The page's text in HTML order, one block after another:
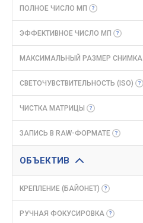
ПОЛНОЕ ЧИСЛО МП
ЭФФЕКТИВНОЕ ЧИСЛО МП
МАКСИМАЛЬНЫЙ РАЗМЕР СНИМКА
СВЕТОЧУВСТВИТЕЛЬНОСТЬ (ISO)
ЧИСТКА МАТРИЦЫ
ЗАПИСЬ В RAW-ФОРМАТЕ
ОБЪЕКТИВ
КРЕПЛЕНИЕ (БАЙОНЕТ)
РУЧНАЯ ФОКУСИРОВКА